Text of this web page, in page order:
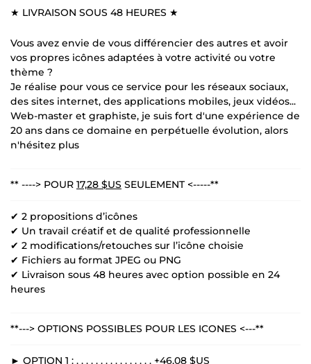
★ LIVRAISON SOUS 48 HEURES ★
Vous avez envie de vous différencier des autres et avoir
vos propres icônes adaptées à votre activité ou votre
thème ?
Je réalise pour vous ce service pour les réseaux sociaux,
des sites internet, des applications mobiles, jeux vidéos...
Web-master et graphiste, je suis fort d'une expérience de
20 ans dans ce domaine en perpétuelle évolution, alors
n'hésitez plus
** ----> POUR 17,28 $US SEULEMENT <-----**
✔ 2 propositions d’icônes
✔ Un travail créatif et de qualité professionnelle
✔ 2 modifications/retouches sur l’icône choisie
✔ Fichiers au format JPEG ou PNG
✔ Livraison sous 48 heures avec option possible en 24
heures
**---> OPTIONS POSSIBLES POUR LES ICONES <---**
► OPTION 1 : . . . . . . . . . . . . . . . . +46,08 $US